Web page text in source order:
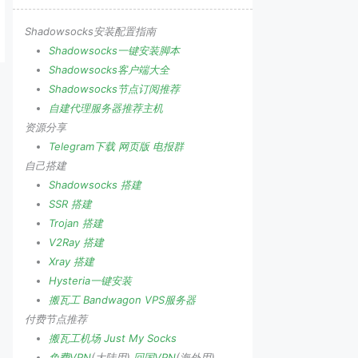
Shadowsocks安装配置指南
Shadowsocks一键安装脚本
Shadowsocks客户端大全
Shadowsocks节点订阅推荐
自建代理服务器推荐主机
资源分享
Telegram下载 网页版 电报群
自己搭建
Shadowsocks 搭建
SSR 搭建
Trojan 搭建
V2Ray 搭建
Xray 搭建
Hysteria一键安装
搬瓦工 Bandwagon VPS服务器
付费节点推荐
搬瓦工机场 Just My Socks